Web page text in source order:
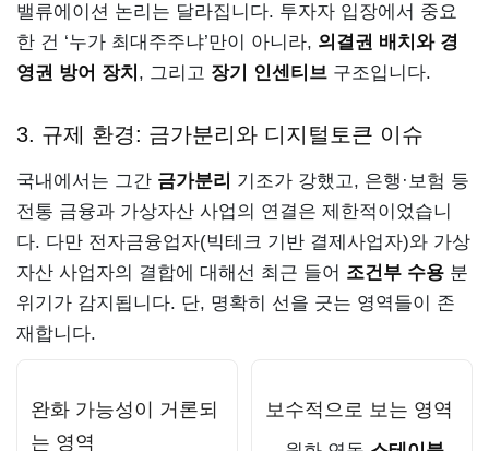
밸류에이션 논리는 달라집니다. 투자자 입장에서 중요
한 건 ‘누가 최대주주냐’만이 아니라, 의결권 배치와 경
영권 방어 장치 , 그리고 장기 인센티브 구조입니다.
3. 규제 환경: 금가분리와 디지털토큰 이슈
국내에서는 그간 금가분리
기조가 강했고, 은행·보험 등
전통 금융과 가상자산 사업의 연결은 제한적이었습니
다. 다만 전자금융업자(빅테크 기반 결제사업자)와 가상
자산 사업자의 결합에 대해선 최근 들어 조건부 수용 분
위기가 감지됩니다. 단, 명확히 선을 긋는 영역들이 존
재합니다.
완화 가능성이 거론되
는 영역
보수적으로 보는 영역